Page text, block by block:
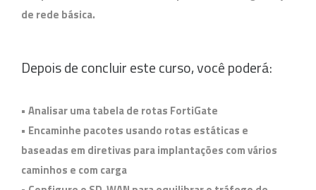
de rede básica.
Depois de concluir este curso, você poderá:
• Analisar uma tabela de rotas FortiGate
• Encaminhe pacotes usando rotas estáticas e
baseadas em diretivas para implantações com vários
caminhos e com carga